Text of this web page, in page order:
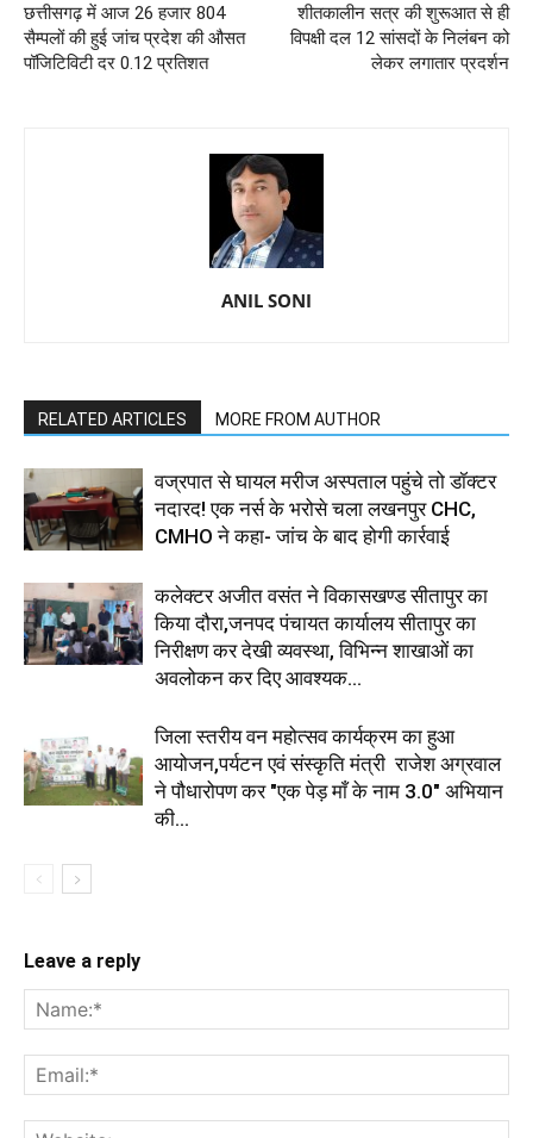
छत्तीसगढ़ में आज 26 हजार 804
सैम्पलों की हुई जांच प्रदेश की औसत
पॉजिटिविटी दर 0.12 प्रतिशत
शीतकालीन सत्र की शुरूआत से ही
विपक्षी दल 12 सांसदों के निलंबन को
लेकर लगातार प्रदर्शन
ANIL SONI
RELATED ARTICLES MORE FROM AUTHOR
वज्रपात से घायल मरीज अस्पताल पहुंचे तो डॉक्टर
नदारद! एक नर्स के भरोसे चला लखनपुर CHC,
CMHO ने कहा- जांच के बाद होगी कार्रवाई
कलेक्टर अजीत वसंत ने विकासखण्ड सीतापुर का
किया दौरा,जनपद पंचायत कार्यालय सीतापुर का
निरीक्षण कर देखी व्यवस्था, विभिन्न शाखाओं का
अवलोकन कर दिए आवश्यक...
जिला स्तरीय वन महोत्सव कार्यक्रम का हुआ
आयोजन,पर्यटन एवं संस्कृति मंत्री राजेश अग्रवाल
ने पौधारोपण कर "एक पेड़ माँ के नाम 3.0" अभियान
की...
Leave a reply